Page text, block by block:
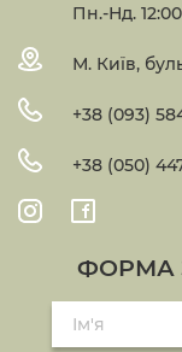
Пн.-Нд.
М. Київ,
+38 (093)
+38 (050)
ФОРМА